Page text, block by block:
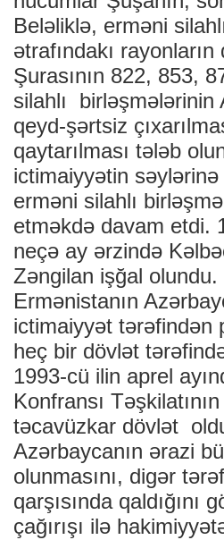
Beləliklə, erməni
ətrafındakı
Şurasının 822, 853,
silahlı birləşmələrinin
qeyd-şərtsiz
qaytarılması tələb
ictimaiyyətin
erməni silahlı
etməkdə davam etdi.
neçə ay ərzində
Zəngilan işğal
Ermənistanın
ictimaiyyət
heç bir dövlət
1993-cü ilin aprel
Konfransı
təcavüzkar dövlət
Azərbaycanın ərazi
olunmasını, digər
qarşısında
çağırışı ilə